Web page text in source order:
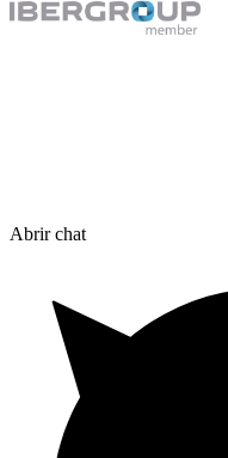
Abrir chat